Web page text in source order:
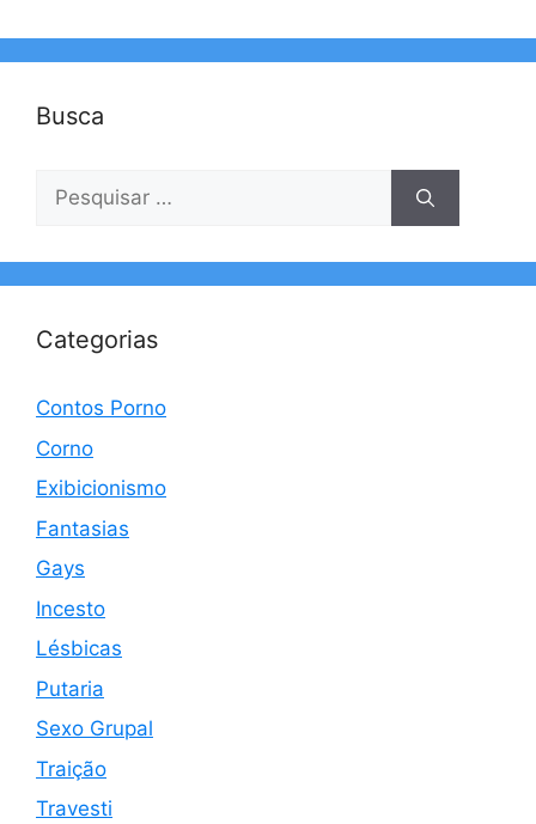
Busca
Pesquisar
Categorias
Contos Porno
Corno
Exibicionismo
Fantasias
Gays
Incesto
Lésbicas
Putaria
Sexo Grupal
Traição
Travesti